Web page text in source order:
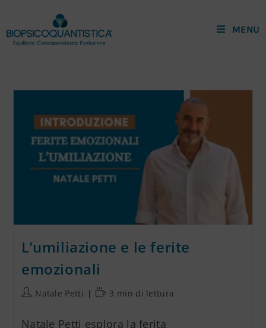
MENU
L’umiliazione e le ferite
emozionali
Natale Petti 3 min di lettura
Natale Petti esplora la ferita